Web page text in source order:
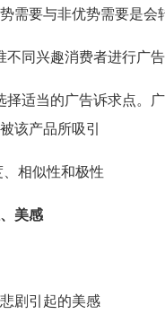
需要与非优势需要是会
同兴趣消费者进行广告
当的广告诉求点。
该产品所吸引
相似性和极性
美感
剧引起的美感